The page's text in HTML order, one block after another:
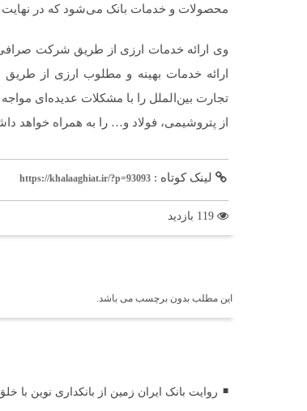
محصولات و خدمات بانک می‌شود که در نهایت
وی ارائه خدمات ارزی از طریق شرکت
ارائه خدمات بهینه و مطلوب ارزی از
تجارت بین‌الملل را با مشکلات عدیده‌ای
از پتروشیمی، فولاد و… را به همراه خواهد
لینک کوتاه : https://khalaaghiat.ir/?p=93093
این مطلب بدون برچسب می باشد.
روایت بانک ایران زمین از بانکداری نوین با